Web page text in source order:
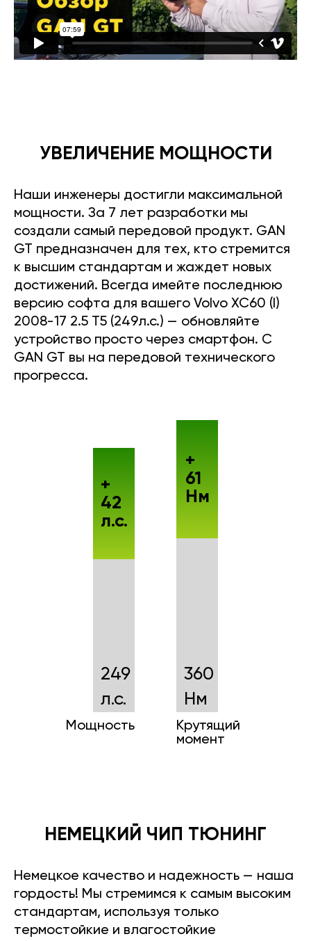
УВЕЛИЧЕНИЕ МОЩНОСТИ
Наши инженеры достигли максимальной
мощности. За 7 лет разработки мы
создали самый передовой продукт. GAN
GT предназначен для тех, кто стремится
к высшим стандартам и жаждет новых
достижений. Всегда имейте последнюю
версию софта для вашего Volvo XC60 (I)
2008-17 2.5 T5 (249л.с.) — обновляйте
устройство просто через смартфон. С
GAN GT вы на передовой технического
прогресса.
249
л.с.
Мощность
+
42
л.с.
360
Нм
Крутящий
момент
+
61
Нм
НЕМЕЦКИЙ ЧИП ТЮНИНГ
Немецкое качество и надежность — наша
гордость! Мы стремимся к самым высоким
стандартам, используя только
термостойкие и влагостойкие